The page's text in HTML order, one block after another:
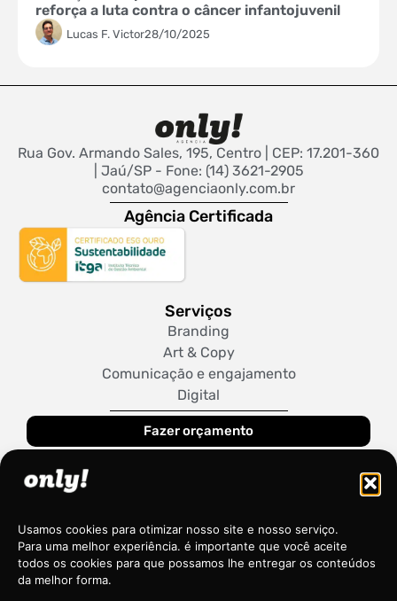
Usamos cookies para otimizar nosso site e nosso serviço.
Para uma melhor experiência. é importante que você aceite
todos os cookies para que possamos lhe entregar os conteúdos
da melhor forma.
reforça a luta contra o câncer infantojuvenil
Lucas F. Victor28/10/2025
Rua Gov. Armando Sales, 195, Centro | CEP: 17.201-360
| Jaú/SP - Fone: (14) 3621-2905
contato@agenciaonly.com.br
Agência Certificada
Serviços
Branding
Art & Copy
Comunicação e engajamento
Digital
Fazer orçamento
Glossário
Only!
Sobre Nós